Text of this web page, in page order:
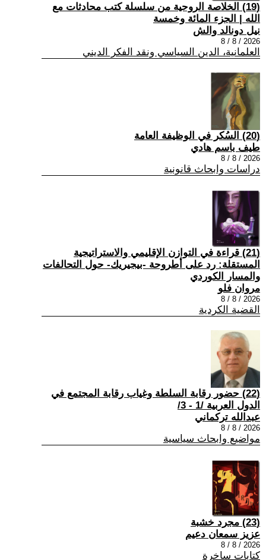
(19) الخلاصة الروحية من سلسلة كتب محادثات مع
الله | الجزء المائة وخمسة
نيل دونالد والش
2026 / 8 / 8
العلمانية، الدين السياسي ونقد الفكر الديني
(20) السُكر في الوظيفة العامة
طيف باسم هادي
2026 / 8 / 8
دراسات وابحاث قانونية
(21) قراءة في التوازن الإقليمي والاستراتيجية
المستقلة: رد على أطروحة -بيجيريك- حول التحالفات
والمسار الكوردي
مروان فلو
2026 / 8 / 8
القضية الكردية
(22) حضور رقابة السلطة وغياب رقابة المجتمع في
الدول العربية /1 - 3/
عبدالله تركماني
2026 / 8 / 8
مواضيع وابحاث سياسية
(23) مجرد خشبة
عزيز سمعان دعيم
2026 / 8 / 8
كتابات ساخرة